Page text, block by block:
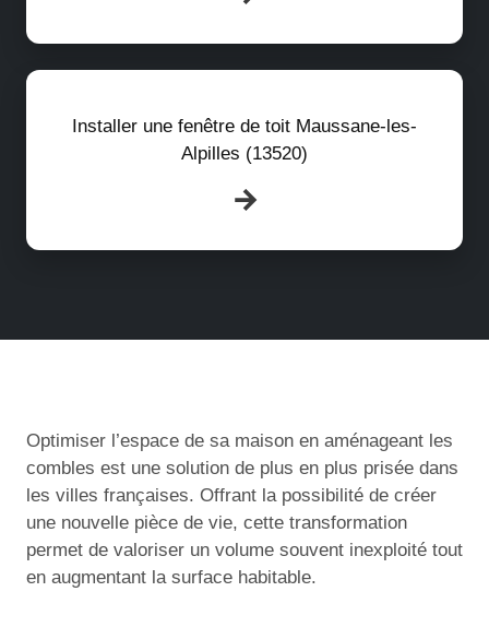
Installer une fenêtre de toit Maussane-les-
Alpilles (13520)
Optimiser l’espace de sa maison en aménageant les
combles est une solution de plus en plus prisée dans
les villes françaises. Offrant la possibilité de créer
une nouvelle pièce de vie, cette transformation
permet de valoriser un volume souvent inexploité tout
en augmentant la surface habitable.